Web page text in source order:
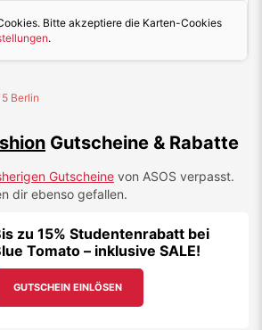
Bitte akzeptiere die Karten-Cookies
.
Berlin
Gutscheine & Rabatte
Gutscheine von ASOS verpasst.
dir ebenso gefallen.
zu 15% Studentenrabatt bei
Tomato – inklusive SALE!
GUTSCHEIN EINLÖSEN